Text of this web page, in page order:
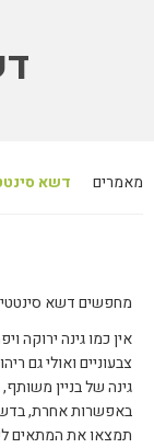
מאמרים דשא
מחפשים דשא
אין כמו גינה ירוקה
צבעוניים ואולי גם
גינה של בניין
באפשרות אחרת,
תמצאו את המתאים